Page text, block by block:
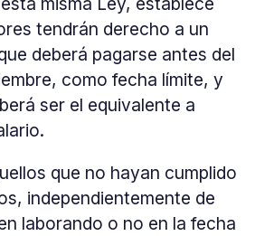
tendrán derecho a un
deberá pagarse antes del
como fecha límite, y
ser el equivalente a
que no hayan cumplido
independientemente de
laborando o no en la fecha